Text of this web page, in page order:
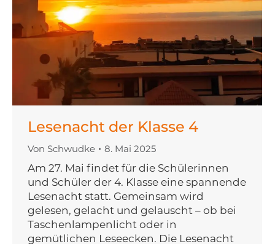
Lesenacht der Klasse 4
Von Schwudke 8. Mai 2025
Am 27. Mai findet für die Schülerinnen
und Schüler der 4. Klasse eine spannende
Lesenacht statt. Gemeinsam wird
gelesen, gelacht und gelauscht – ob bei
Taschenlampenlicht oder in
gemütlichen Leseecken. Die Lesenacht